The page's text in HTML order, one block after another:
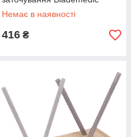
Немає в наявності
416 ₴